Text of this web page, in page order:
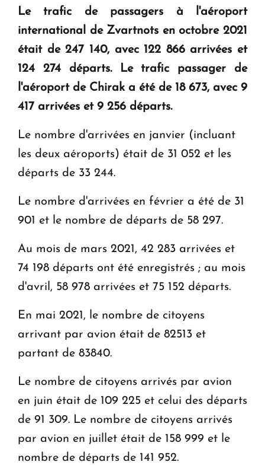
" Tant qu'il n'existe pas d'alternative concrète, la
KASA : 30 ans d'audace, de résilience et d'avenir
en Arménie
Le premier hôtel Hyatt Regency d'Arménie
ouvrira ses portes à Dilijan
Le trafic de passagers à l'aéroport
international de Zvartnots en octobre 2021
était de 247 140, avec 122 866 arrivées et
124 274 départs. Le trafic passager de
l'aéroport de Chirak a été de 18 673, avec 9
417 arrivées et 9 256 départs.
Le nombre d'arrivées en janvier (incluant
les deux aéroports) était de 31 052 et les
départs de 33 244.
Le nombre d'arrivées en février a été de 31
901 et le nombre de départs de 58 297.
Au mois de mars 2021, 42 283 arrivées et
74 198 départs ont été enregistrés ; au mois
d'avril, 58 978 arrivées et 75 152 départs.
En mai 2021, le nombre de citoyens
arrivant par avion était de 82513 et
partant de 83840.
Le nombre de citoyens arrivés par avion
en juin était de 109 225 et celui des départs
de 91 309. Le nombre de citoyens arrivés
par avion en juillet était de 158 999 et le
nombre de départs de 141 952.